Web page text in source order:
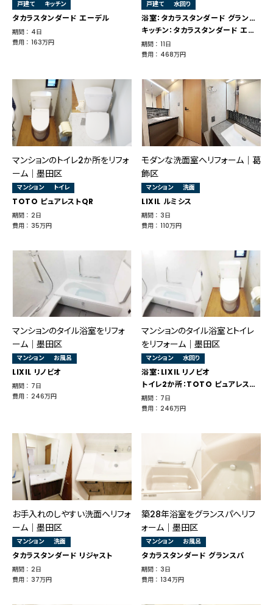
戸建て キッチン
タカラスタンダード エーデル
期間 ： 4日
費用 ： 163万円
戸建て 水回り
浴室：タカラスタンダード グランスパ
キッチン：タカラスタンダード エーデル
期間 ： 11日
費用 ： 468万円
マンションのトイレ2か所をリフォ
ーム｜墨田区
マンション トイレ
TOTO ピュアレストQR
期間 ： 2日
費用 ： 35万円
モダンな洗面室へリフォーム｜葛
飾区
マンション 洗面
LIXIL ルミシス
期間 ： 3日
費用 ： 110万円
マンションのタイル浴室をリフォ
ーム｜墨田区
マンション お風呂
LIXIL リノビオ
期間 ： 7日
費用 ： 246万円
マンションのタイル浴室とトイレ
をリフォーム｜墨田区
マンション 水回り
浴室：LIXIL リノビオ
トイレ2か所：TOTO ピュアレストQR
期間 ： 7日
費用 ： 246万円
お手入れのしやすい洗面へリフォ
ーム｜墨田区
マンション 洗面
タカラスタンダード リジャスト
期間 ： 2日
費用 ： 37万円
築28年浴室をグランスパへリフ
ォーム｜墨田区
マンション お風呂
タカラスタンダード グランスパ
期間 ： 3日
費用 ： 134万円